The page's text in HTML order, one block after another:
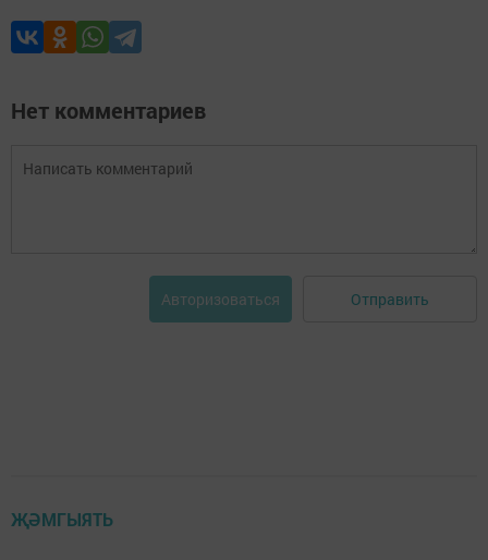
Нет комментариев
Авторизоваться Отправить
ҖӘМГЫЯТЬ